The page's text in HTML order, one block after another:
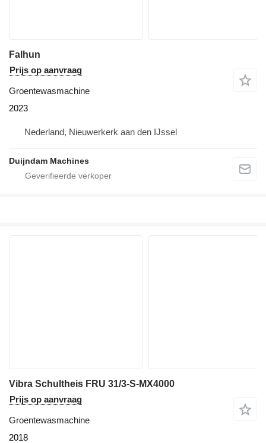
Falhun
Prijs op aanvraag
Groentewasmachine
2023
Nederland, Nieuwerkerk aan den IJssel
Duijndam Machines
Vibra Schultheis FRU 31/3-S-MX4000
Prijs op aanvraag
Groentewasmachine
2018